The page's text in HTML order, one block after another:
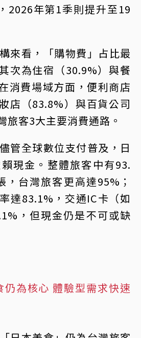
2026年第1季則提升至19
來看，「購物費」占比最
次為住宿（30.9%）與餐
消費場域方面，便利商店
店（83.8%）與百貨公司
旅客3大主要消費通路。
管全球數位支付普及，日
現金。整體旅客中有93.
，台灣旅客更高達95%；
達83.1%，交通IC卡（如
，但現金仍是不可或缺
仍為核心 體驗型需求快速